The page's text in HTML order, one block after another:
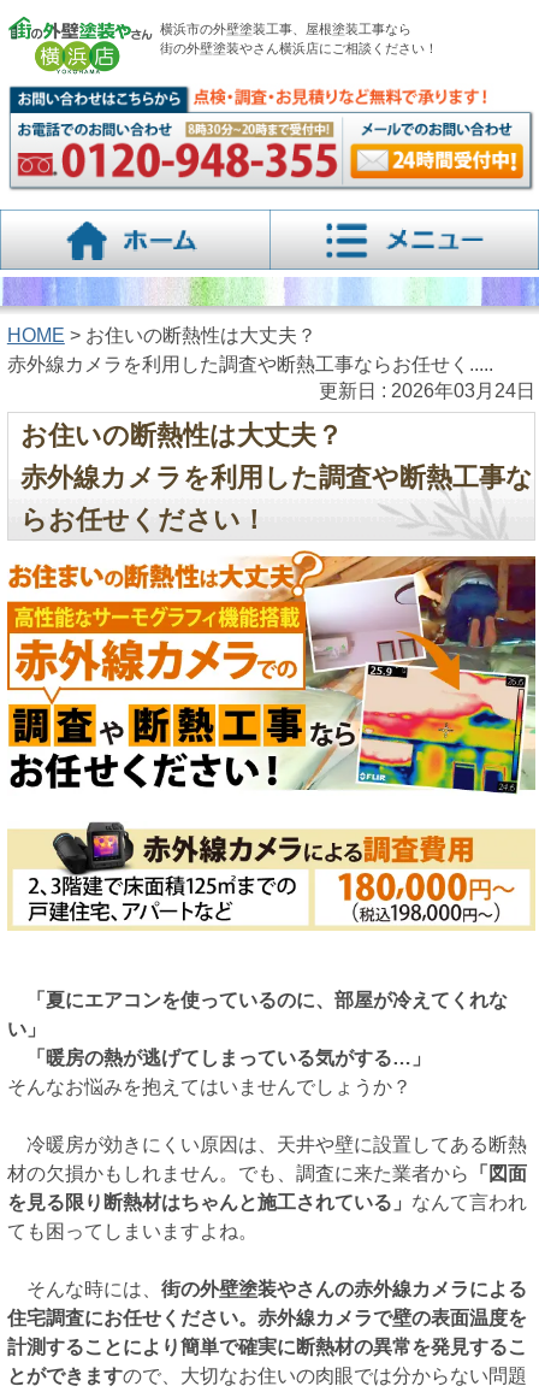
横浜市の外壁塗装工事、屋根塗装工事なら
街の外壁塗装やさん横浜店にご相談ください！
HOME > お住いの断熱性は大丈夫？
赤外線カメラを利用した調査や断熱工事ならお任せく.....
更新日 : 2026年03月24日
お住いの断熱性は大丈夫？
赤外線カメラを利用した調査や断熱工事な
らお任せください！
「夏にエアコンを使っているのに、部屋が冷えてくれな
い」
「暖房の熱が逃げてしまっている気がする…」
そんなお悩みを抱えてはいませんでしょうか？
冷暖房が効きにくい原因は、天井や壁に設置してある断熱
材の欠損かもしれません。でも、調査に来た業者から
「図面
を見る限り断熱材はちゃんと施工されている」 なんて言われ
ても困ってしまいますよね。
そんな時には、 街の外壁塗装やさんの赤外線カメラによる
住宅調査にお任せください。赤外線カメラで壁の表面温度を
計測することにより簡単で確実に断熱材の異常を発見するこ
とができますので、大切なお住いの肉眼では分からない問題